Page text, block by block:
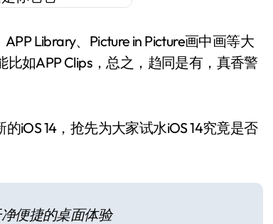
Library、Picture in Picture画中画等大
如APP Clips，总之，趋同是有，真香警
iOS 14，抢先为大家试水iOS 14究竟是否
便捷的桌面体验